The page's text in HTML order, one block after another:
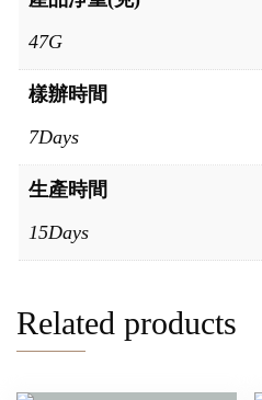
47G
樣辦時間
7Days
生產時間
15Days
Related products